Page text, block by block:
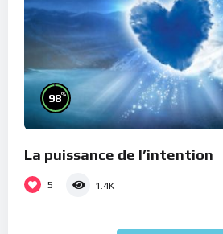
98%
La puissance de l’intention
5 1.4K